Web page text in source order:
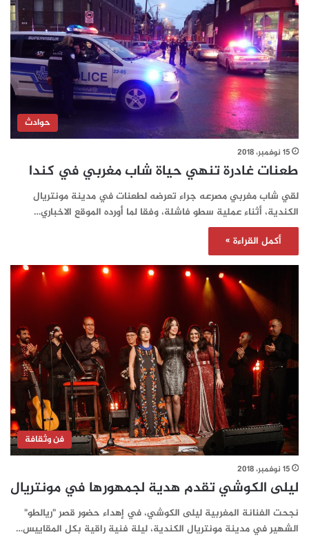
حوادث
15 نوفمبر، 2018
طعنات غادرة تنهي حياة شاب مغربي في كندا
لقي شاب مغربي مصرعه جراء تعرضه لطعنات في مدينة مونتريال
الكندية، أثناء عملية سطو فاشلة، وفقا لما أورده الموقع الاخباري…
أكمل القراءة »
فن وثقافة
15 نوفمبر، 2018
ليلى الكوشي تقدم هدية لجمهورها في مونتريال
نجحت الفنانة المغربية ليلى الكوشي، في إهداء حضور قصر "ريالطو"
الشهير في مدينة مونتريال الكندية، ليلة فنية راقية بكل المقاييس…